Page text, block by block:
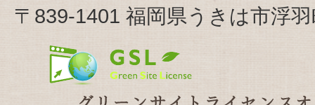
〒839-1401 福岡県うきは市浮